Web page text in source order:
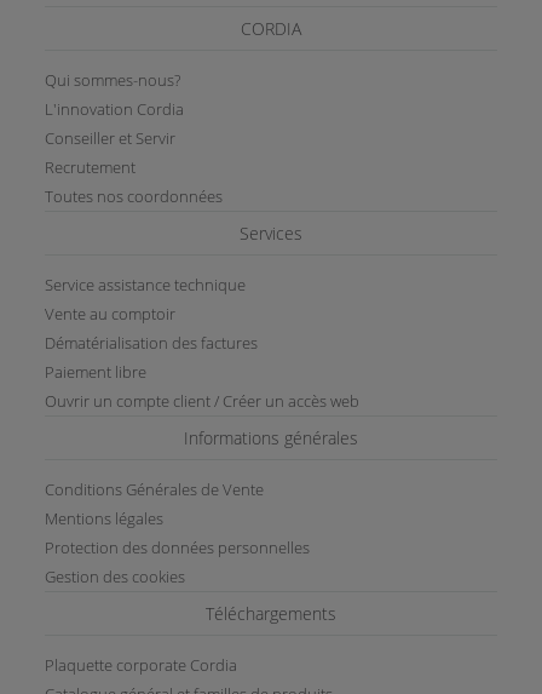
CORDIA
Qui sommes-nous?
L'innovation Cordia
Conseiller et Servir
Recrutement
Toutes nos coordonnées
Services
Service assistance technique
Vente au comptoir
Dématérialisation des factures
Paiement libre
Ouvrir un compte client / Créer un accès web
Informations générales
Conditions Générales de Vente
Mentions légales
Protection des données personnelles
Gestion des cookies
Téléchargements
Plaquette corporate Cordia